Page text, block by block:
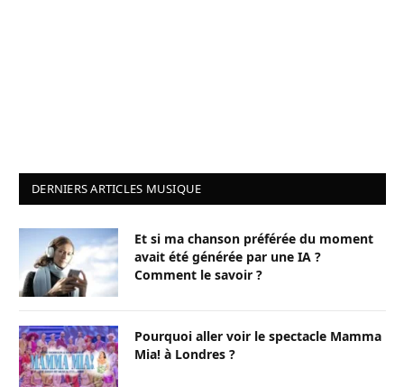
DERNIERS ARTICLES MUSIQUE
Et si ma chanson préférée du moment
avait été générée par une IA ?
Comment le savoir ?
Pourquoi aller voir le spectacle Mamma
Mia! à Londres ?